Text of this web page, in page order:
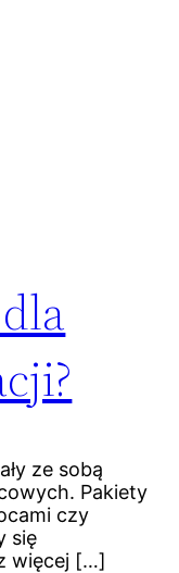
ze sobą
Pakiety
czy
się
więcej […]